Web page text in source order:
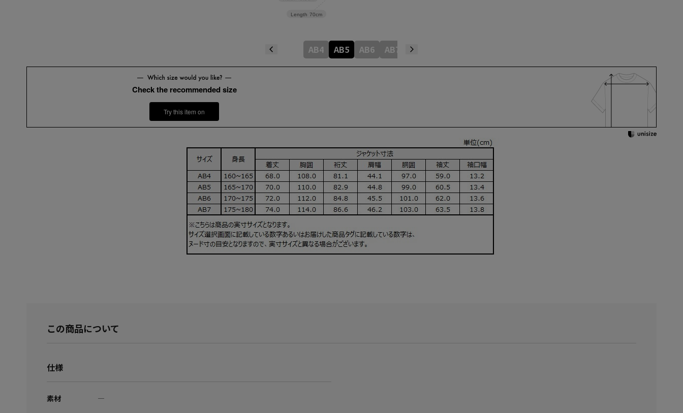
Length 70cm
AB4 AB5 AB6 AB7
Check the recommended size
Try this item on
この商品について
仕様
素材 ―